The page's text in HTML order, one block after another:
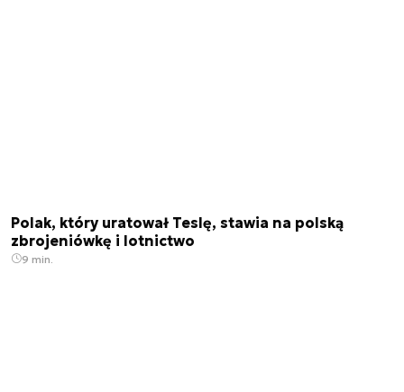
Polak, który uratował Teslę, stawia na polską
zbrojeniówkę i lotnictwo
9 min.